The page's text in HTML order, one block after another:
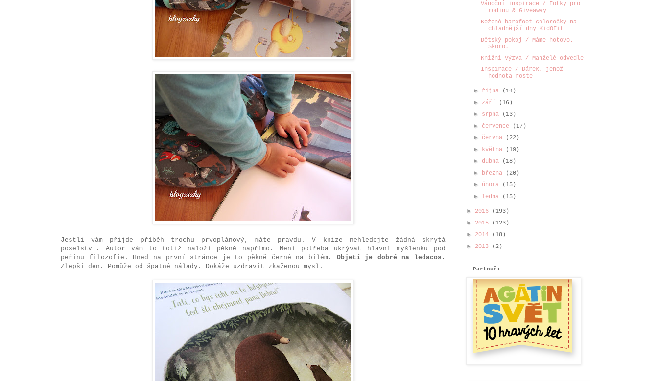
Jestli vám přijde příběh trochu prvoplánový, máte pravdu. V knize nehledejte žádná skrytá
poselství. Autor vám to totiž naloží pěkně napřímo. Není potřeba ukrývat hlavní myšlenku pod
peřinu filozofie. Hned na první stránce je to pěkně černé na bílém. Objetí je dobré na ledacos.
Zlepší den. Pomůže od špatné nálady. Dokáže uzdravit zkaženou mysl.
Vánoční inspirace / Fotky pro
rodinu & Giveaway
Kožené barefoot celoročky na
chladnější dny KidOFit
Dětský pokoj / Máme hotovo.
Skoro.
Knižní výzva / Manželé odvedle
Inspirace / Dárek, jehož
hodnota roste
► října
(14)
► září
(16)
► srpna
(13)
► července
(17)
► června
(22)
► května
(19)
► dubna
(18)
► března
(20)
► února
(15)
►
ledna (15)
► 2016
(193)
► 2015
(123)
► 2014
(18)
► 2013 (2)
- Partneři -